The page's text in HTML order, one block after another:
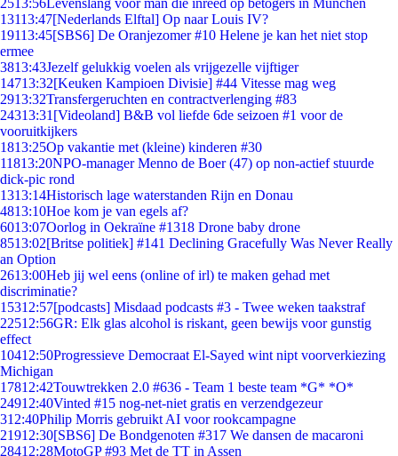
2513:56Levenslang voor man die inreed op betogers in München
13113:47[Nederlands Elftal] Op naar Louis IV?
19113:45[SBS6] De Oranjezomer #10 Helene je kan het niet stop
ermee
3813:43Jezelf gelukkig voelen als vrijgezelle vijftiger
14713:32[Keuken Kampioen Divisie] #44 Vitesse mag weg
2913:32Transfergeruchten en contractverlenging #83
24313:31 [Videoland] B&B vol liefde 6de seizoen #1 voor de
vooruitkijkers
1813:25Op vakantie met (kleine) kinderen #30
11813:20NPO-manager Menno de Boer (47) op non-actief stuurde
dick-pic rond
1313:14Historisch lage waterstanden Rijn en Donau
4813:10Hoe kom je van egels af?
6013:07Oorlog in Oekraïne #1318 Drone baby drone
8513:02[Britse politiek] #141 Declining Gracefully Was Never Really
an Option
2613:00Heb jij wel eens (online of irl) te maken gehad met
discriminatie?
15312:57[podcasts] Misdaad podcasts #3 - Twee weken taakstraf
22512:56GR: Elk glas alcohol is riskant, geen bewijs voor gunstig
effect
10412:50Progressieve Democraat El-Sayed wint nipt voorverkiezing
Michigan
17812:42Touwtrekken 2.0 #636 - Team 1 beste team *G* *O*
24912:40Vinted #15 nog-net-niet gratis en verzendgezeur
312:40Philip Morris gebruikt AI voor rookcampagne
21912:30[SBS6] De Bondgenoten #317 We dansen de macaroni
28412:28MotoGP #93 Met de TT in Assen